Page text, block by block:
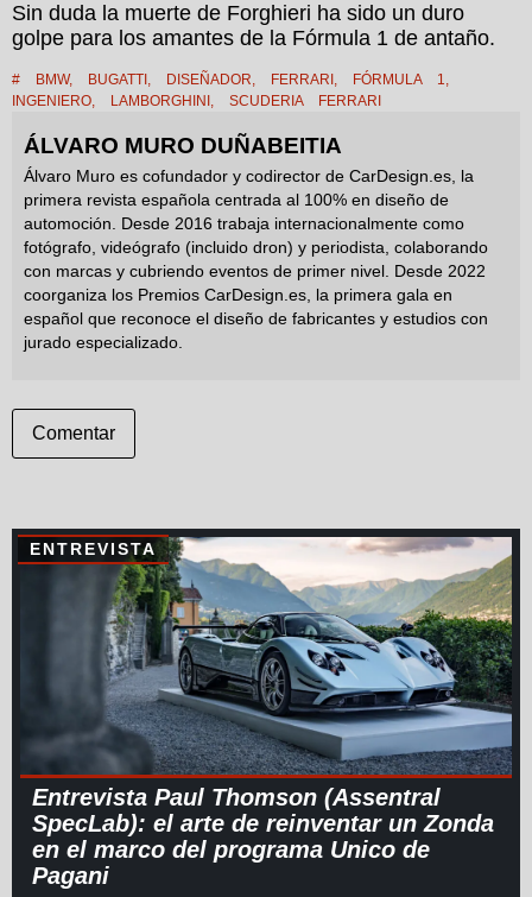
Sin duda la muerte de Forghieri ha sido un duro
golpe para los amantes de la Fórmula 1 de antaño.
# BMW, BUGATTI DISEÑADOR FERRARI FÓRMULA 1
INGENIERO
LAMBORGHINI SCUDERIA FERRARI
ÁLVARO MURO DUÑABEITIA
Álvaro Muro es cofundador y codirector de CarDesign.es, la
primera revista española centrada al 100% en diseño de
automoción. Desde 2016 trabaja internacionalmente como
fotógrafo, videógrafo (incluido dron) y periodista, colaborando
con marcas y cubriendo eventos de primer nivel. Desde 2022
coorganiza los Premios CarDesign.es, la primera gala en
español que reconoce el diseño de fabricantes y estudios con
jurado especializado.
Comentar
ENTREVISTA
Entrevista Paul Thomson (Assentral
SpecLab): el arte de reinventar un Zonda
en el marco del programa Unico de
Pagani